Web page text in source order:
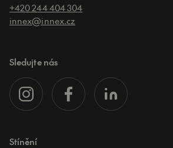
+420 244 404 304
innex@innex.cz
Sledujte nás
Stínění